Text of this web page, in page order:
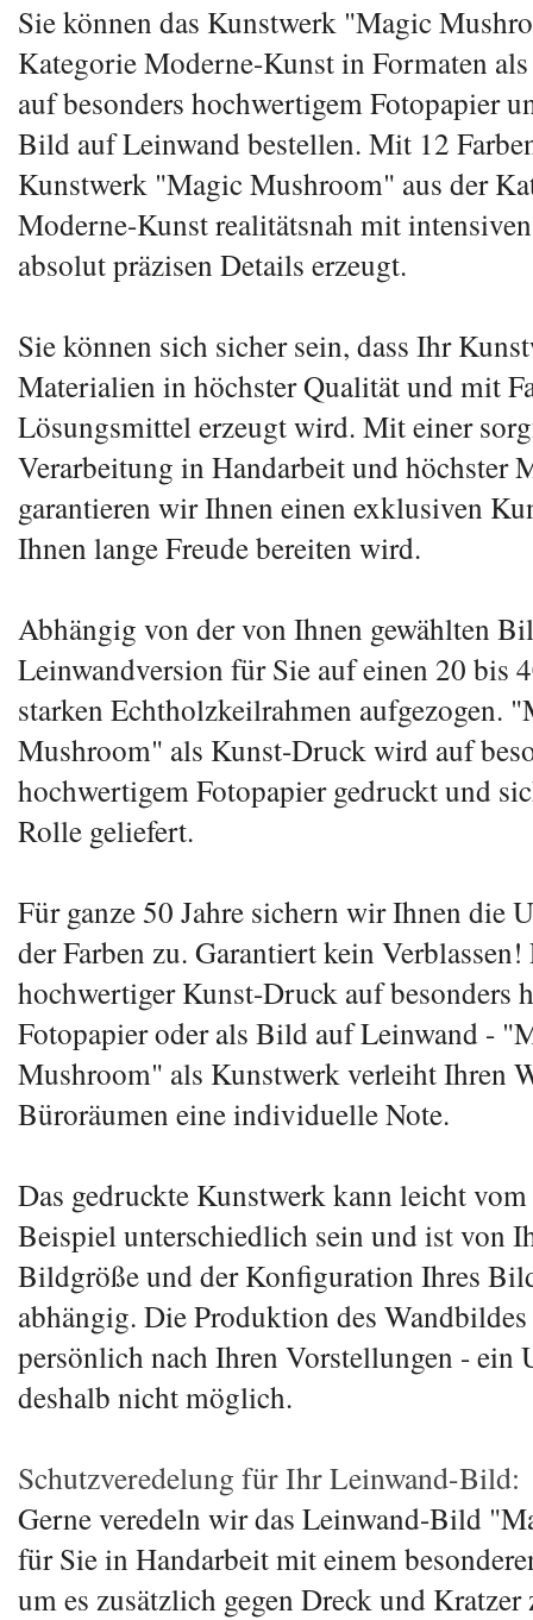
Sie können das Kunstwerk "Magic
Kategorie Moderne-Kunst in Formaten
auf besonders hochwertigem Fotopapier
Bild auf Leinwand bestellen. Mit 12
Kunstwerk "Magic Mushroom" aus der
Moderne-Kunst realitätsnah mit
absolut präzisen Details erzeugt.
Sie können sich sicher sein, dass Ihr
Materialien in höchster Qualität und mit
Lösungsmittel erzeugt wird. Mit einer
Verarbeitung in Handarbeit und höchster
garantieren wir Ihnen einen exklusiven
Ihnen lange Freude bereiten wird.
Abhängig von der von Ihnen gewählten
Leinwandversion für Sie auf einen 20 bis
starken Echtholzkeilrahmen aufgezogen.
Mushroom" als Kunst-Druck wird auf
hochwertigem Fotopapier gedruckt und
Rolle geliefert.
Für ganze 50 Jahre sichern wir Ihnen die
der Farben zu. Garantiert kein Verblassen!
hochwertiger Kunst-Druck auf besonders
Fotopapier oder als Bild auf Leinwand -
Mushroom" als Kunstwerk verleiht Ihren
Büroräumen eine individuelle Note.
Das gedruckte Kunstwerk kann leicht
Beispiel unterschiedlich sein und ist von
Bildgröße und der Konfiguration Ihres
abhängig. Die Produktion des
persönlich nach Ihren Vorstellungen - ein
deshalb nicht möglich.
Schutzveredelung für Ihr Leinwand-Bild:
Gerne veredeln wir das Leinwand-Bild
für Sie in Handarbeit mit einem
um es zusätzlich gegen Dreck und Kratzer